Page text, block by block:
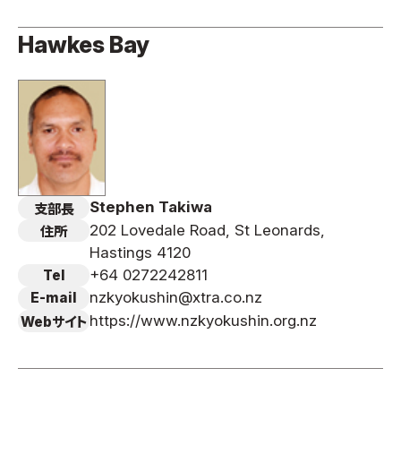
Hawkes Bay
支部長 Stephen Takiwa
住所
202 Lovedale Road, St Leonards,
Hastings 4120
Tel +64 0272242811
E-mail nzkyokushin@xtra.co.nz
Webサイト https://www.nzkyokushin.org.nz